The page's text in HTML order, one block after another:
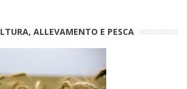
ALLEVAMENTO E PESCA